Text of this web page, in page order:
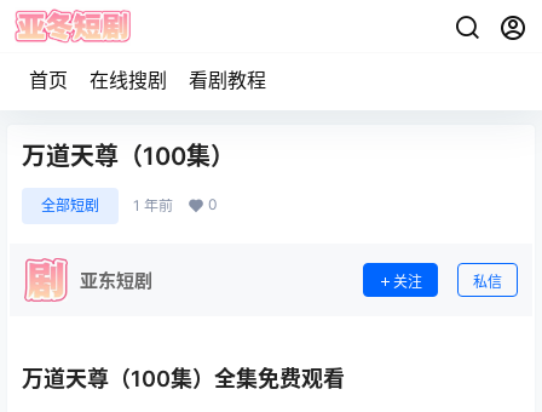
首页 在线搜剧 看剧教程
万道天尊（100集）
全部短剧 1 年前 0
亚东短剧 关注 私信
万道天尊（100集）全集免费观看